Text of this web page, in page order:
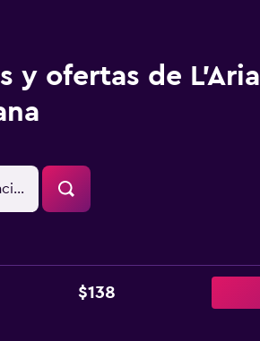
y ofertas de L'Aria
$138